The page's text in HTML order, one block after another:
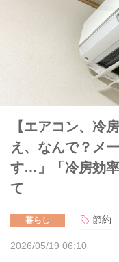
【エアコン、冷
え、なんで？メ
す…」「冷房効
て
暮らし 節約
2026/05/19 06:10